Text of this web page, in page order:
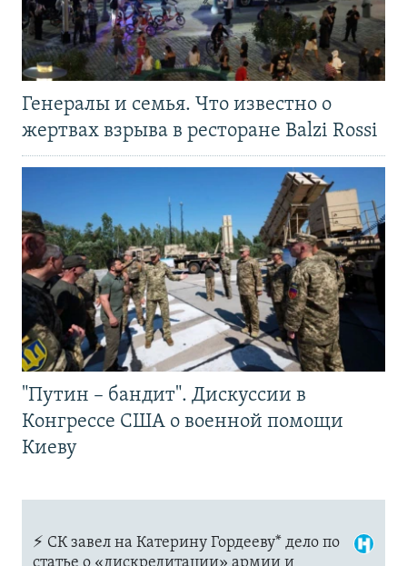
Генералы и семья. Что известно о
жертвах взрыва в ресторане Balzi Rossi
"Путин – бандит". Дискуссии в
Конгрессе США о военной помощи
Киеву